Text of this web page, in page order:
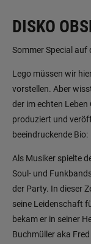
DISKO
Sommer Special auf
Lego müssen wir
vorstellen. Aber
der im echten
produziert und
beeindruckende Bio:
Als Musiker spielte
Soul- und
der Party. In dieser
seine Leidenschaft
bekam er in seiner
Buchmüller aka